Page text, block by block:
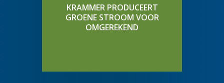
KRAMMER PRODUCEERT
GROENE STROOM VOOR
OMGEREKEND